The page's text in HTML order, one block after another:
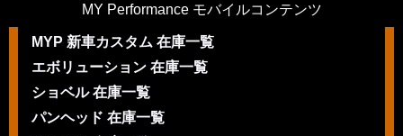
MY Performance モバイルコンテンツ
MYP 新車カスタム 在庫一覧
エボリューション 在庫一覧
ショベル 在庫一覧
パンヘッド 在庫一覧